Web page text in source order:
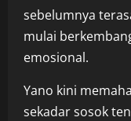
sebelumnya
mulai
emosional.
Yano kini
sekadar sosok